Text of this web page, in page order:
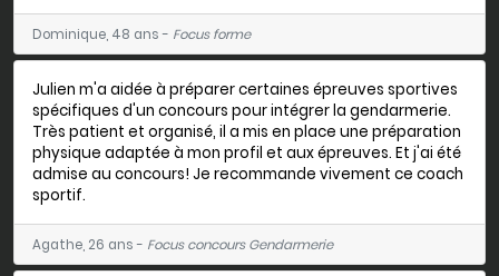
Dominique, 48 ans - Focus forme
Julien m'a aidée à préparer certaines épreuves sportives
spécifiques d'un concours pour intégrer la gendarmerie.
Très patient et organisé, il a mis en place une préparation
physique adaptée à mon profil et aux épreuves. Et j'ai été
admise au concours! Je recommande vivement ce coach
sportif.
Agathe, 26 ans - Focus concours Gendarmerie